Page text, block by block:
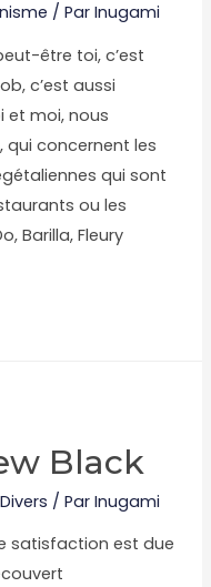
/ ParInugami
être toi, c’est
c’est aussi
et moi, nous
qui concernent les
qui sont
ou les
Barilla, Fleury
Black
Divers / ParInugami
satisfaction est due